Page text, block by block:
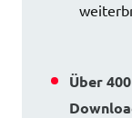
Über